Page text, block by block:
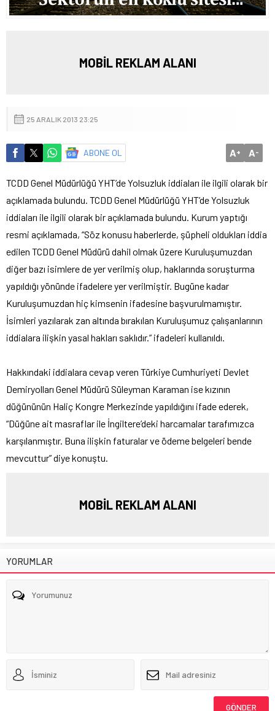
MOBİL REKLAM ALANI
25 ARALIK 2013 23:25
ABONE OL A+ A-
TCDD Genel Müdürlüğü YHT’de Yolsuzluk iddiaları ile ilgili olarak bir
açıklamada bulundu. TCDD Genel Müdürlüğü YHT’de Yolsuzluk
iddiaları ile ilgili olarak bir açıklamada bulundu. Kurum yaptığı
resmi açıklamada, “Söz konusu haberlerde, şüpheli oldukları iddia
edilen TCDD Genel Müdürü dahil olmak üzere Kuruluşumuzdan
diğer bazı isimlere de yer verilmiş olup, haklarında soruşturma
yapıldığı yönünde ifadelere yer verilmiştir. Bugüne kadar
Kuruluşumuzdan hiç kimsenin ifadesine başvurulmamıştır.
İsimleri yazılarak zan altında bırakılan Kuruluşumuz çalışanlarının
iddialara ilişkin yasal hakları saklıdır.” ifadeleri kullanıldı.
Hakkındaki iddialara cevap veren Türkiye Cumhuriyeti Devlet
Demiryolları Genel Müdürü Süleyman Karaman ise kızının
düğününün Haliç Kongre Merkezinde yapıldığını ifade ederek,
“Düğüne ait masraflar ile İngiltere’deki harcamalar tarafımızca
karşılanmıştır. Buna ilişkin faturalar ve ödeme belgeleri bende
mevcuttur” diye konuştu.
MOBİL REKLAM ALANI
YORUMLAR